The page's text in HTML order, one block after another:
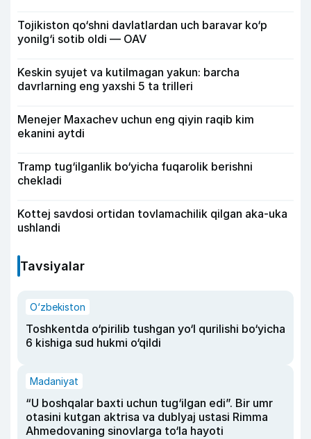
Tojikiston qo‘shni davlatlardan uch baravar ko‘p
yonilg‘i sotib oldi — OAV
Keskin syujet va kutilmagan yakun: barcha
davrlarning eng yaxshi 5 ta trilleri
Menejer Maxachev uchun eng qiyin raqib kim
ekanini aytdi
Tramp tug‘ilganlik bo‘yicha fuqarolik berishni
chekladi
Kottej savdosi ortidan tovlamachilik qilgan aka-uka
ushlandi
Tavsiyalar
O‘zbekiston
Toshkentda o‘pirilib tushgan yo‘l qurilishi bo‘yicha
6 kishiga sud hukmi o‘qildi
Madaniyat
“U boshqalar baxti uchun tug‘ilgan edi”. Bir umr
otasini kutgan aktrisa va dublyaj ustasi Rimma
Ahmedovaning sinovlarga to‘la hayoti